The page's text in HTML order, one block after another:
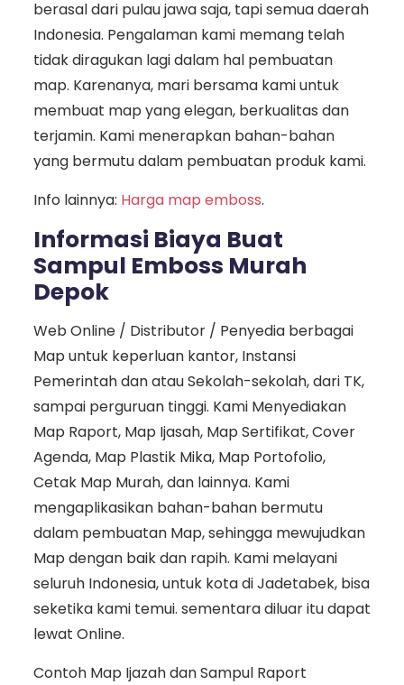
berasal dari pulau jawa saja, tapi semua daerah
Indonesia. Pengalaman kami memang telah
tidak diragukan lagi dalam hal pembuatan
map. Karenanya, mari bersama kami untuk
membuat map yang elegan, berkualitas dan
terjamin. Kami menerapkan bahan-bahan
yang bermutu dalam pembuatan produk kami.
Info lainnya: Harga map emboss.
Informasi Biaya Buat
Sampul Emboss Murah
Depok
Web Online / Distributor / Penyedia berbagai
Map untuk keperluan kantor, Instansi
Pemerintah dan atau Sekolah-sekolah, dari TK,
sampai perguruan tinggi. Kami Menyediakan
Map Raport, Map Ijasah, Map Sertifikat, Cover
Agenda, Map Plastik Mika, Map Portofolio,
Cetak Map Murah, dan lainnya. Kami
mengaplikasikan bahan-bahan bermutu
dalam pembuatan Map, sehingga mewujudkan
Map dengan baik dan rapih. Kami melayani
seluruh Indonesia, untuk kota di Jadetabek, bisa
seketika kami temui. sementara diluar itu dapat
lewat Online.
Contoh Map Ijazah dan Sampul Raport